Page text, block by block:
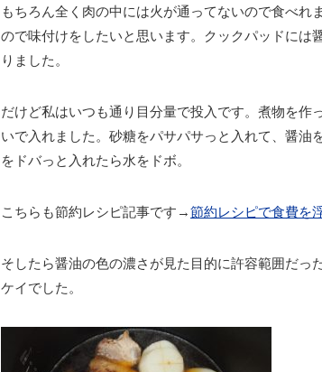
もちろん全く肉の中には火が通ってないので食べれ
ので味付けをしたいと思います。クックパッドには
りました。
だけど私はいつも通り目分量で投入です。煮物を作
いで入れました。砂糖をパサパサっと入れて、醤油
をドバっと入れたら水をドボ。
こちらも節約レシピ記事です→節約レシピで食費を
そしたら醤油の色の濃さが見た目的に許容範囲だっ
ケイでした。